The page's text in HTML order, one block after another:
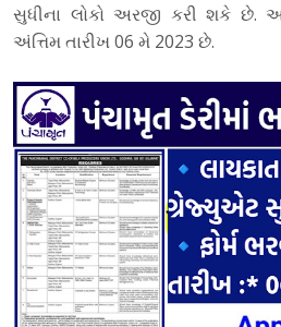
સુધીના લોકો અરજી કરી શકે છે.
અંત્તિમ તારીખ 06 મે 2023 છે.